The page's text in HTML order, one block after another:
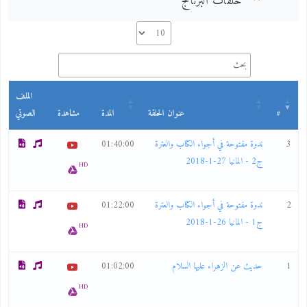
عنوان الحلقة المدة مشاهدة
الملف
الصوتي
ندوة مفتوحة في أجواء الكتاب والعترة
ج2 - المانيا 27-1-2018
01:40:00
HD
ندوة مفتوحة في أجواء الكتاب والعترة
ج1 - المانيا 26-1-2018
01:22:00
HD
حديث عن الزهراء عليها السلام 01:02:00
HD